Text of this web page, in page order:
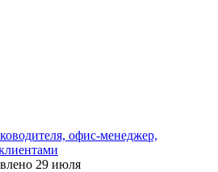
офис-менеджер,
29 июля